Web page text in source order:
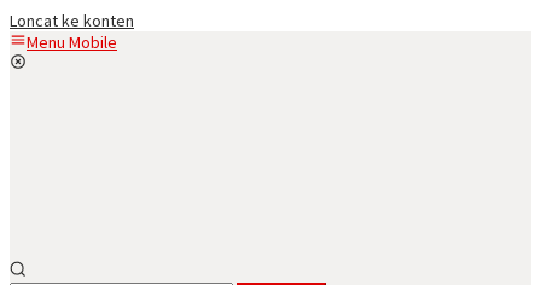
Loncat ke konten
Menu Mobile